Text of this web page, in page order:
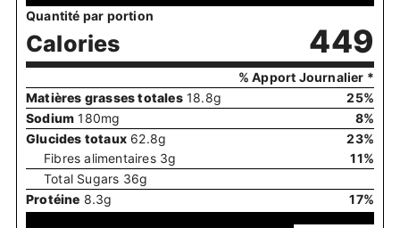
Quantité par portion
Calories 449
% Apport Journalier *
Matières grasses totales 18.8g 25%
Sodium 180mg 8%
Glucides totaux 62.8g 23%
Fibres alimentaires 3g 11%
Total Sugars 36g
Protéine 8.3g 17%